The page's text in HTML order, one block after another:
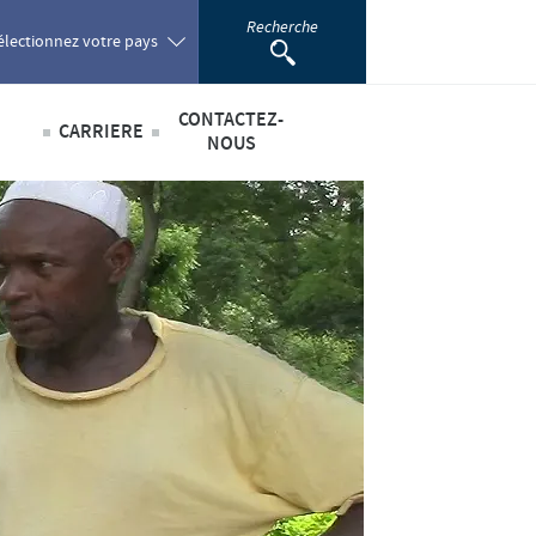
votre pays
South Africa
Recherche
CARRIERE
Offres d'emploi
CONTACTEZ-
NOUS